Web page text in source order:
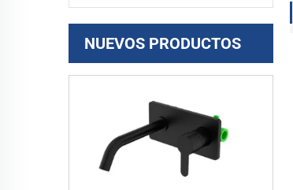
NUEVOS PRODUCTOS